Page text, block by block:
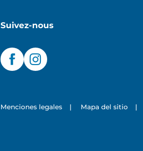
Suivez-nous
Menciones legales | Mapa del sitio |